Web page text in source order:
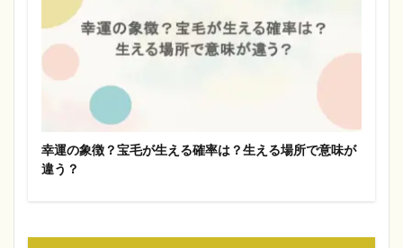
幸運の象徴？宝毛が生える確率は？生える場所で意味が
違う？